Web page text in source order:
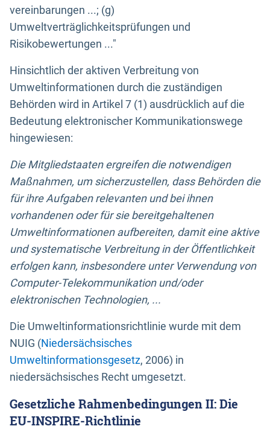
vereinbarungen ...; (g)
Umweltverträglichkeitsprüfungen und
Risikobewertungen ..."
Hinsichtlich der aktiven Verbreitung von
Umweltinformationen durch die zuständigen
Behörden wird in Artikel 7 (1) ausdrücklich auf die
Bedeutung elektronischer Kommunikationswege
hingewiesen:
Die Mitgliedstaaten ergreifen die notwendigen
Maßnahmen, um sicherzustellen, dass Behörden die
für ihre Aufgaben relevanten und bei ihnen
vorhandenen oder für sie bereitgehaltenen
Umweltinformationen aufbereiten, damit eine aktive
und systematische Verbreitung in der Öffentlichkeit
erfolgen kann, insbesondere unter Verwendung von
Computer-Telekommunikation und/oder
elektronischen Technologien, ...
Die Umweltinformationsrichtlinie wurde mit dem
NUIG (Niedersächsisches
Umweltinformationsgesetz, 2006) in
niedersächsisches Recht umgesetzt.
Gesetzliche Rahmenbedingungen II: Die
EU-INSPIRE-Richtlinie